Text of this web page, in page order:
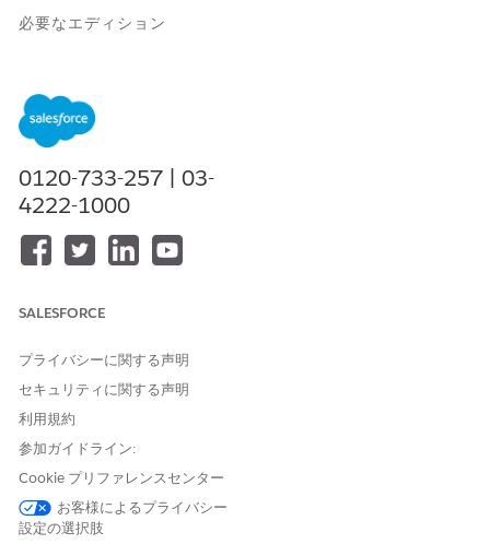
必要なエディション
使用可能なエディション: Agentforce IT Service が付属する
Enterprise
サービスカタログ項目
この専門エージェントは、自動的に次の SCI テンプレートを使用
して要求に対応します。同様のアプリケーションと要求種別をサ
定できます。
Request Security Policy Exception
外の要求)
要求ポリシー例外
エージェントアクション
これらのアクションは、専門エージェントとの会話中に自動的に
実行されます。
ナレッジを使用して質問に回答
0120-733-257 | 03-
4222-1000
SALESFORCE
プライバシーに関する声明
セキュリティに関する声明
利用規約
参加ガイドライン:
Cookie プリファレンスセンター
お客様によるプライバシー
設定の選択肢